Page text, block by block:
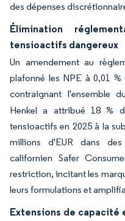
des dépenses
Élimination
tensioactifs dangereux
Un amendement au
plafonné les NPE à 0,01
contraignant l'ensemble
Henkel a attribué 18 %
tensioactifs en 2025 à la
millions d'EUR dans
californien Safer
restriction, incitant les
leurs formulations et
Extensions de